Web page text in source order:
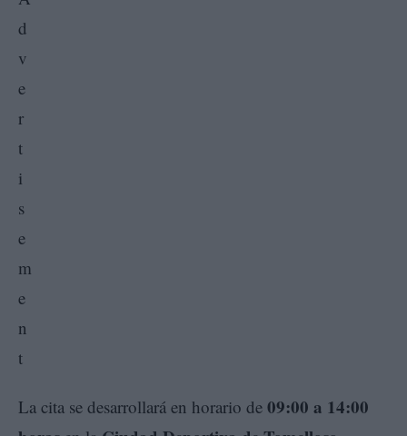
La cita se desarrollará en horario de 09:00 a 14:00